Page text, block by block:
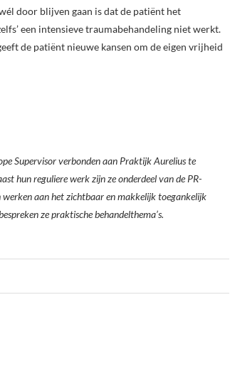
door blijven gaan is dat de patiënt het
een intensieve traumabehandeling niet werkt.
de patiënt nieuwe kansen om de eigen vrijheid
Supervisor verbonden aan Praktijk Aurelius te
hun reguliere werk zijn ze onderdeel van de PR-
werken aan het zichtbaar en makkelijk toegankelijk
ze praktische behandelthema’s.